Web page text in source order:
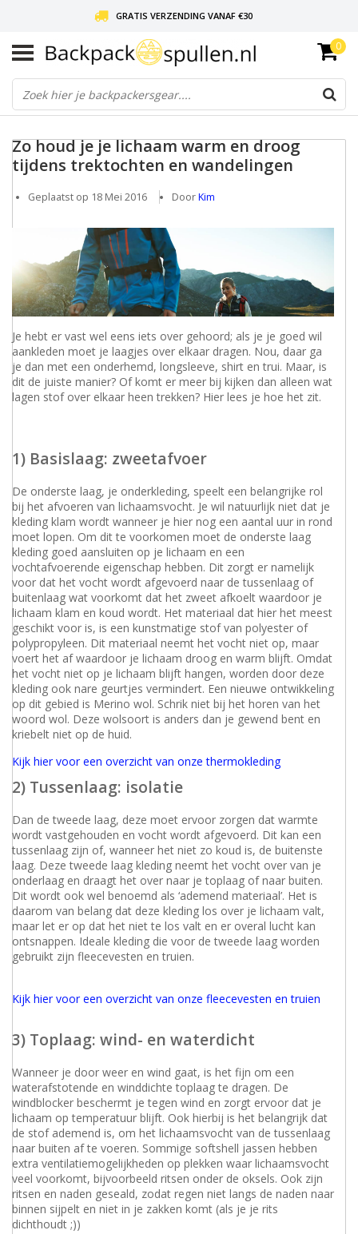
GRATIS VERZENDING VANAF €30
LIEFDE VOOR BACKPACKEN!
30 DAGEN GRATIS RETOUR
0
Zo houd je je lichaam warm en droog
tijdens trektochten en wandelingen
Geplaatst op 18 Mei 2016 DoorKim
Je hebt er vast wel eens iets over gehoord; als je je goed wil
aankleden moet je laagjes over elkaar dragen. Nou, daar ga
je dan met een onderhemd, longsleeve, shirt en trui. Maar, is
dit de juiste manier? Of komt er meer bij kijken dan alleen wat
lagen stof over elkaar heen trekken? Hier lees je hoe het zit.
1) Basislaag: zweetafvoer
De onderste laag, je onderkleding, speelt een belangrijke rol
bij het afvoeren van lichaamsvocht. Je wil natuurlijk niet dat je
kleding klam wordt wanneer je hier nog een aantal uur in rond
moet lopen. Om dit te voorkomen moet de onderste laag
kleding goed aansluiten op je lichaam en een
vochtafvoerende eigenschap hebben. Dit zorgt er namelijk
voor dat het vocht wordt afgevoerd naar de tussenlaag of
buitenlaag wat voorkomt dat het zweet afkoelt waardoor je
lichaam klam en koud wordt. Het materiaal dat hier het meest
geschikt voor is, is een kunstmatige stof van polyester of
polypropyleen. Dit materiaal neemt het vocht niet op, maar
voert het af waardoor je lichaam droog en warm blijft. Omdat
het vocht niet op je lichaam blijft hangen, worden door deze
kleding ook nare geurtjes vermindert. Een nieuwe ontwikkeling
op dit gebied is Merino wol. Schrik niet bij het horen van het
woord wol. Deze wolsoort is anders dan je gewend bent en
kriebelt niet op de huid.
Kijk hier voor een overzicht van onze thermokleding
2) Tussenlaag: isolatie
Dan de tweede laag, deze moet ervoor zorgen dat warmte
wordt vastgehouden en vocht wordt afgevoerd. Dit kan een
tussenlaag zijn of, wanneer het niet zo koud is, de buitenste
laag. Deze tweede laag kleding neemt het vocht over van je
onderlaag en draagt het over naar je toplaag of naar buiten.
Dit wordt ook wel benoemd als ‘ademend materiaal’. Het is
daarom van belang dat deze kleding los over je lichaam valt,
maar let er op dat het niet te los valt en er overal lucht kan
ontsnappen. Ideale kleding die voor de tweede laag worden
gebruikt zijn fleecevesten en truien.
Kijk hier voor een overzicht van onze fleecevesten en truien
3) Toplaag: wind- en waterdicht
Wanneer je door weer en wind gaat, is het fijn om een
waterafstotende en winddichte toplaag te dragen. De
windblocker beschermt je tegen wind en zorgt ervoor dat je
lichaam op temperatuur blijft. Ook hierbij is het belangrijk dat
de stof ademend is, om het lichaamsvocht van de tussenlaag
naar buiten af te voeren. Sommige softshell jassen hebben
extra ventilatiemogelijkheden op plekken waar lichaamsvocht
veel voorkomt, bijvoorbeeld ritsen onder de oksels. Ook zijn
ritsen en naden geseald, zodat regen niet langs de naden naar
binnen sijpelt en niet in je zakken komt (als je je rits
dichthoudt ;))